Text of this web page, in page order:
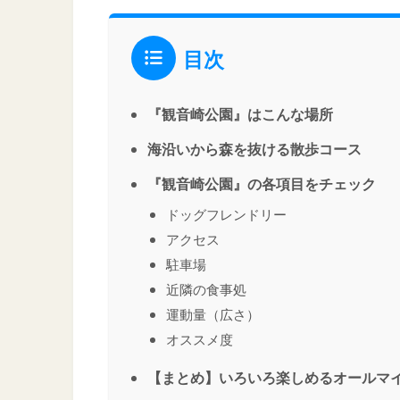
目次
『観音崎公園』はこんな場所
海沿いから森を抜ける散歩コース
『観音崎公園』の各項目をチェック
ドッグフレンドリー
アクセス
駐車場
近隣の食事処
運動量（広さ）
オススメ度
【まとめ】いろいろ楽しめるオールマ